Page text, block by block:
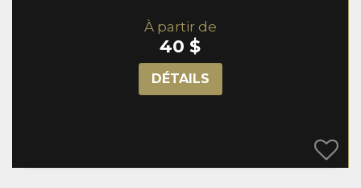
À partir de
40 $
DÉTAILS